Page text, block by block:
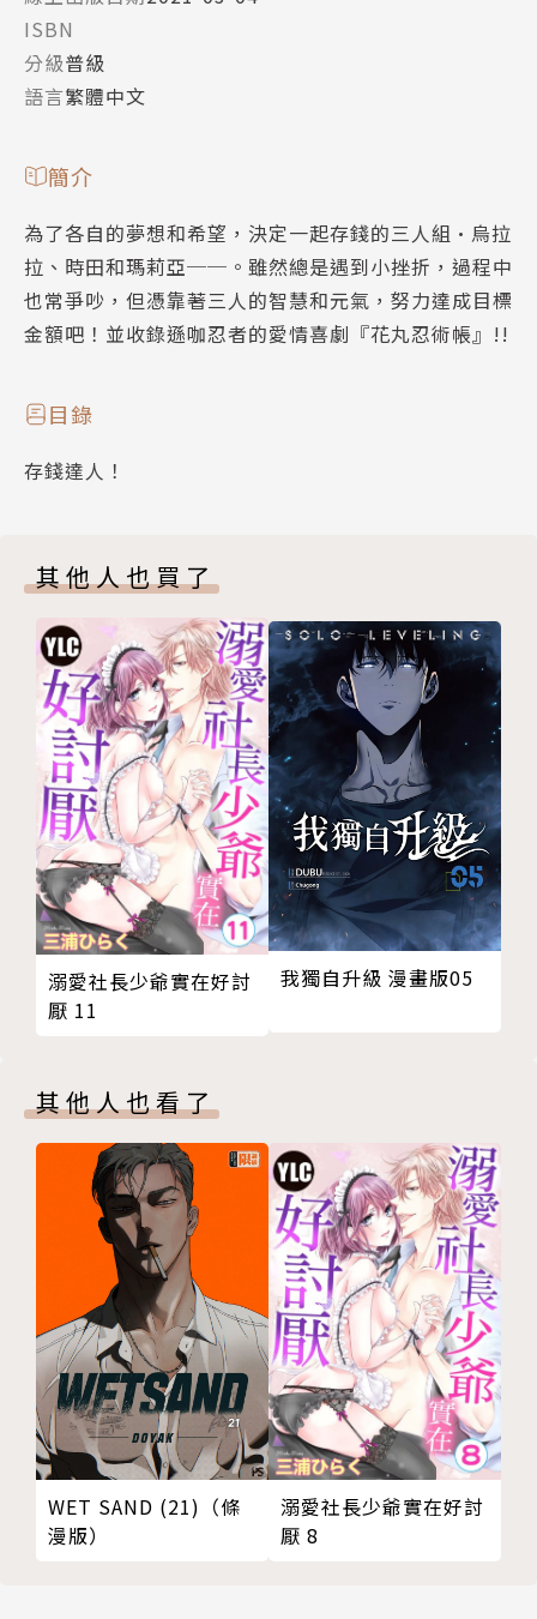
ISBN
分級普級
語言繁體中文
簡介
為了各自的夢想和希望，決定一起存錢的三人組•烏拉
拉、時田和瑪莉亞──。雖然總是遇到小挫折，過程中
也常爭吵，但憑靠著三人的智慧和元氣，努力達成目標
金額吧！並收錄遜咖忍者的愛情喜劇『花丸忍術帳』!!
目錄
存錢達人！
其他人也買了
溺愛社長少爺實在好討
厭 11
我獨自升級 漫畫版05
其他人也看了
WET SAND (21)（條
漫版）
溺愛社長少爺實在好討
厭 8